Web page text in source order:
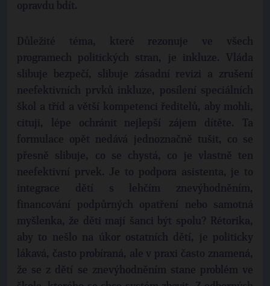
opravdu bdít.
Důležité téma, které rezonuje ve všech
programech politických stran, je inkluze. Vláda
slibuje bezpečí, slibuje zásadní revizi a zrušení
neefektivních prvků inkluze, posílení speciálních
škol a tříd a větší kompetenci ředitelů, aby mohli,
cituji, lépe ochránit nejlepší zájem dítěte. Ta
formulace opět nedává jednoznačně tušit, co se
přesně slibuje, co se chystá, co je vlastně ten
neefektivní prvek. Je to podpora asistenta, je to
integrace dětí s lehčím znevýhodněním,
financování podpůrných opatření nebo samotná
myšlenka, že děti mají šanci být spolu? Rétorika,
aby to nešlo na úkor ostatních dětí, je politicky
lákavá, často probíraná, ale v praxi často znamená,
že se z dětí se znevýhodněním stane problém ve